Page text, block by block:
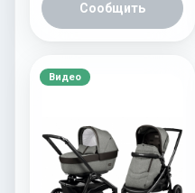
Сообщить
Видео